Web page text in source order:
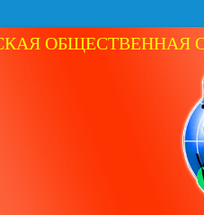
ОБЩЕСТВЕННАЯ